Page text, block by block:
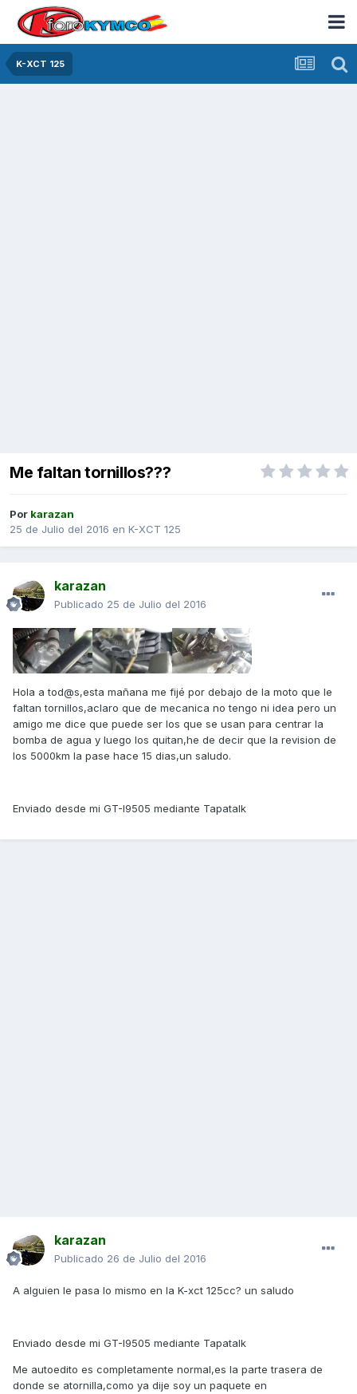
K-XCT 125
Me faltan tornillos???
Por karazan
25 de Julio del 2016 en K-XCT 125
karazan
Publicado 25 de Julio del 2016
Hola a tod@s,esta mañana me fijé por debajo de la moto que le
faltan tornillos,aclaro que de mecanica no tengo ni idea pero un
amigo me dice que puede ser los que se usan para centrar la
bomba de agua y luego los quitan,he de decir que la revision de
los 5000km la pase hace 15 dias,un saludo.
Enviado desde mi GT-I9505 mediante Tapatalk
karazan
Publicado 26 de Julio del 2016
A alguien le pasa lo mismo en la K-xct 125cc? un saludo
Enviado desde mi GT-I9505 mediante Tapatalk
Me autoedito es completamente normal,es la parte trasera de
donde se atornilla,como ya dije soy un paquete en